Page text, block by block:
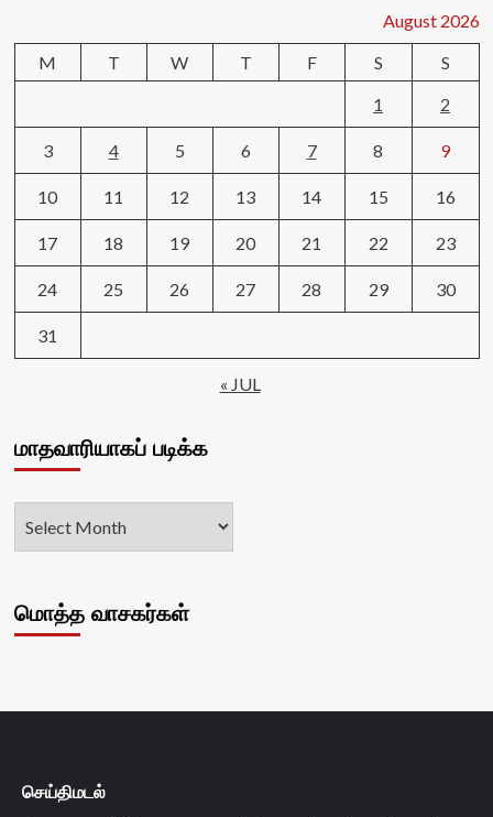
August 2026
M
T W T F S
S
1
2
3 4 5 6 7 8 9
10 11 12 13 14 15 16
17 18 19 20 21 22 23
24 25 26 27 28 29 30
31
« JUL
மாதவாரியாகப் படிக்க
மொத்த வாசகர்கள்
செய்திமடல்